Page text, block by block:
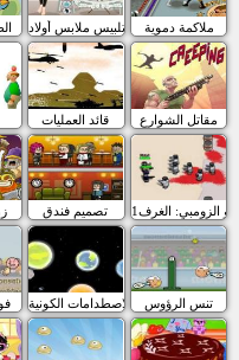
تلبيس ملابس أولاد ملاكمة دموية
قائد العمليات مقاتل الشوارع
تصميم فندق الزومبي: الغرف1
الاصطدامات الكونية تنس الرؤوس